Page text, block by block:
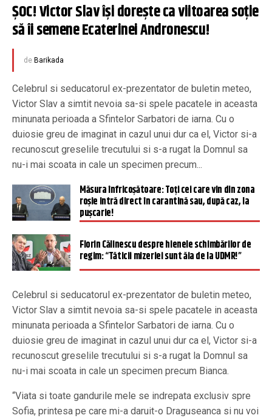
ȘOC! Victor Slav își dorește ca viitoarea soție
să îi semene Ecaterinei Andronescu!
de Barikada
Celebrul si seducatorul ex-prezentator de buletin meteo,
Victor Slav a simtit nevoia sa-si spele pacatele in aceasta
minunata perioada a Sfintelor Sarbatori de iarna. Cu o
duiosie greu de imaginat in cazul unui dur ca el, Victor si-a
recunoscut greselile trecutului si s-a rugat la Domnul sa
nu-i mai scoata in cale un specimen precum...
Măsura înfricoșătoare: Toți cei care vin din zona
roșie intră direct în carantină sau, după caz, la
pușcarie!
Florin Călinescu despre hienele schimbărilor de
regim: “Tăticii mizeriei sunt ăia de la UDMR!”
Celebrul si seducatorul ex-prezentator de buletin meteo,
Victor Slav a simtit nevoia sa-si spele pacatele in aceasta
minunata perioada a Sfintelor Sarbatori de iarna. Cu o
duiosie greu de imaginat in cazul unui dur ca el, Victor si-a
recunoscut greselile trecutului si s-a rugat la Domnul sa
nu-i mai scoata in cale un specimen precum Bianca.
“Viata si toate gandurile mele se indrepata exclusiv spre
Sofia, printesa pe care mi-a daruit-o Draguseanca si nu voi